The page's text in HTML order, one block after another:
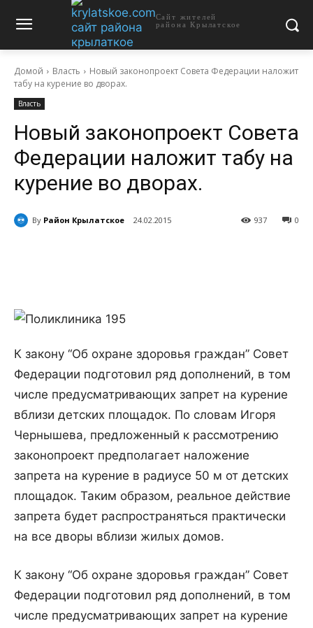
Сайт жителей
района Крылатское
Домой Власть
Новый законопроект Совета Федерации наложит
табу на курение во дворах.
Власть
Новый законопроект Совета
Федерации наложит табу на
курение во дворах.
By Район Крылатское 24.02.2015 0
937
К закону “Об охране здоровья граждан” Совет
Федерации подготовил ряд дополнений, в том
числе предусматривающих запрет на курение
вблизи детских площадок. По словам Игоря
Чернышева, предложенный к рассмотрению
законопроект предполагает наложение
запрета на курение в радиусе 50 м от детских
площадок. Таким образом, реальное действие
запрета будет распространяться практически
на все дворы вблизи жилых домов.
К закону “Об охране здоровья граждан” Совет
Федерации подготовил ряд дополнений, в том
числе предусматривающих запрет на курение